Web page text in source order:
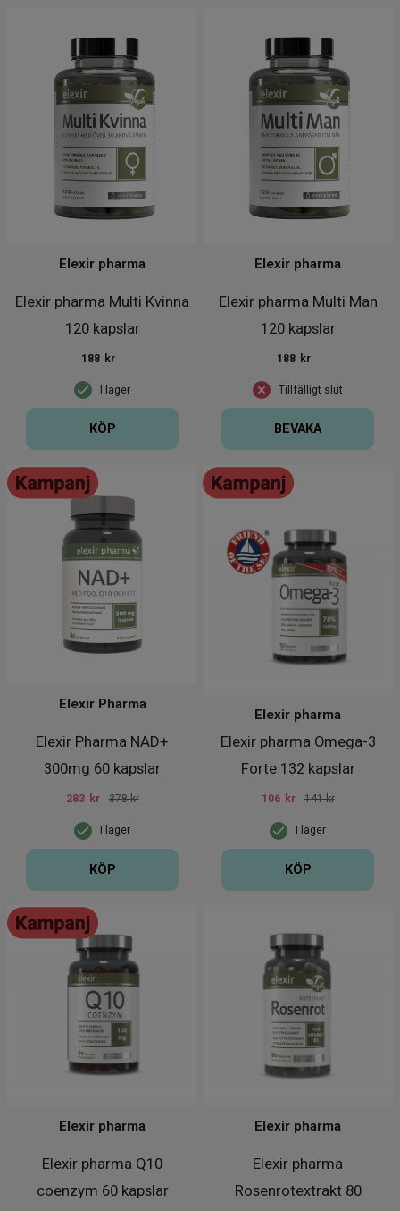
Elexir pharma Multi Kvinna
120 kapslar
Elexir pharma
I lager
188 kr
KÖP
Elexir pharma Multi Man
120 kapslar
Elexir pharma
Tillfälligt slut
188 kr
BEVAKA
Elexir Pharma NAD+
300mg 60 kapslar
Elexir Pharma
I lager
283 kr 378 kr
KÖP
Elexir pharma Omega-3
Forte 132 kapslar
Elexir pharma
I lager
106 kr 141 kr
KÖP
Elexir pharma Q10
coenzym 60 kapslar
Elexir pharma
Elexir pharma
Rosenrotextrakt 80
Elexir pharma